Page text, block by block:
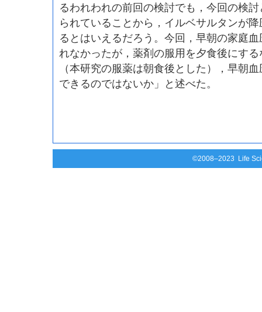
るわれわれの前回の検討でも，今回の検
られていることから，イルベサルタンが
るとはいえるだろう。今回，早朝の家庭
れなかったが，薬剤の服用を夕食後にす
（本研究の服薬は朝食後とした），早朝
できるのではないか」と述べた。
©2008–2023 Life